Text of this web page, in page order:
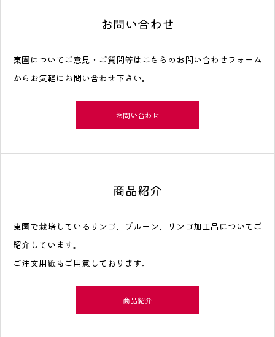
お問い合わせ
東園についてご意見・ご質問等はこちらのお問い合わせフォーム
からお気軽にお問い合わせ下さい。
お問い合わせ
商品紹介
東園で栽培しているリンゴ、プルーン、リンゴ加工品についてご
紹介しています。
ご注文用紙もご用意しております。
商品紹介